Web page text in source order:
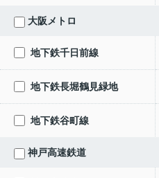
大阪メトロ
地下鉄千日前線
地下鉄長堀鶴見緑地
地下鉄谷町線
神戸高速鉄道